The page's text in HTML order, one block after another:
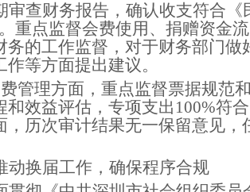
审查财务报告，确认收支符合
重点监督会费使用、捐赠资金
务的工作监督，对于财务部门
作等方面提出建议。
管理方面，重点监督票据规范
和效益评估，专项支出 100%符
，历次审计结果无一保留意见
动换届工作，确保程序合规